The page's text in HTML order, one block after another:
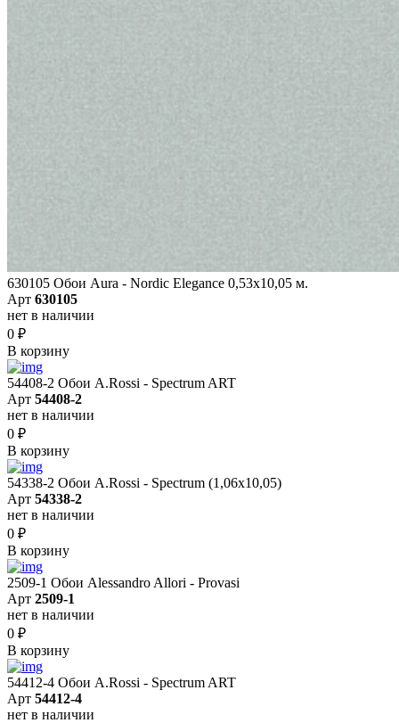
630105 Обои Aura - Nordic Elegance 0,53x10,05 м.
Арт 630105
нет в наличии
0 ₽
В корзину
54408-2 Обои A.Rossi - Spectrum ART
Арт 54408-2
нет в наличии
0 ₽
В корзину
54338-2 Обои A.Rossi - Spectrum (1,06x10,05)
Арт 54338-2
нет в наличии
0 ₽
В корзину
2509-1 Обои Alessandro Allori - Provasi
Арт 2509-1
нет в наличии
0 ₽
В корзину
54412-4 Обои A.Rossi - Spectrum ART
Арт 54412-4
нет в наличии